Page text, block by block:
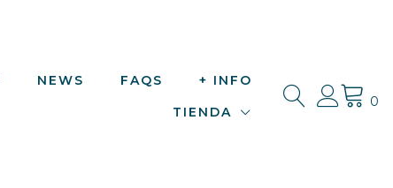
NEWS FAQS
+ INFO
TIENDA
0